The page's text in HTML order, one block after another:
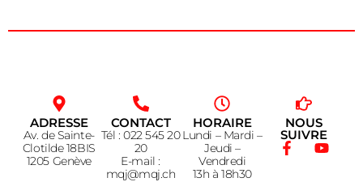
ADRESSE
Av. de Sainte-
Clotilde 18BIS
1205 Genève
CONTACT
Tél : 022 545 20
20
E-mail :
mqj@mqj.ch
HORAIRE
Lundi – Mardi –
Jeudi –
Vendredi
13h à 18h30
NOUS
SUIVRE